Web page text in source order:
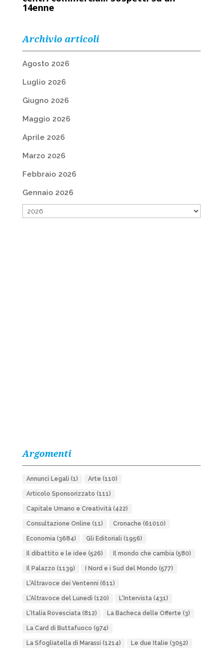
14enne
Archivio articoli
Agosto 2026
Luglio 2026
Giugno 2026
Maggio 2026
Aprile 2026
Marzo 2026
Febbraio 2026
Gennaio 2026
Argomenti
Annunci Legali (1) Arte (110)
Articolo Sponsorizzato (111)
Capitale Umano e Creatività(422)
Consultazione Online (11) Cronache (61010)
Economia(3684) Gli Editoriali (1956)
Il dibattito e le idee (526) Il mondo che cambia(580)
Il Palazzo (1139) I Nord e i Sud del Mondo (577)
L'Altravoce dei Ventenni (611)
L'Altravoce del Lunedì (120) L'Intervista(431)
L'Italia Rovesciata(812) La Bacheca delle Offerte (3)
La Card di Buttafuoco (974)
La Sfogliatella di Marassi (1214) Le due Italie (3052)